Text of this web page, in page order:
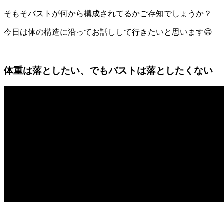
そもそバストが何から構成されてるかご存知でしょうか？
今日は体の構造に沿ってお話しして行きたいと思います😄
体重は落としたい、でもバストは落としたくない